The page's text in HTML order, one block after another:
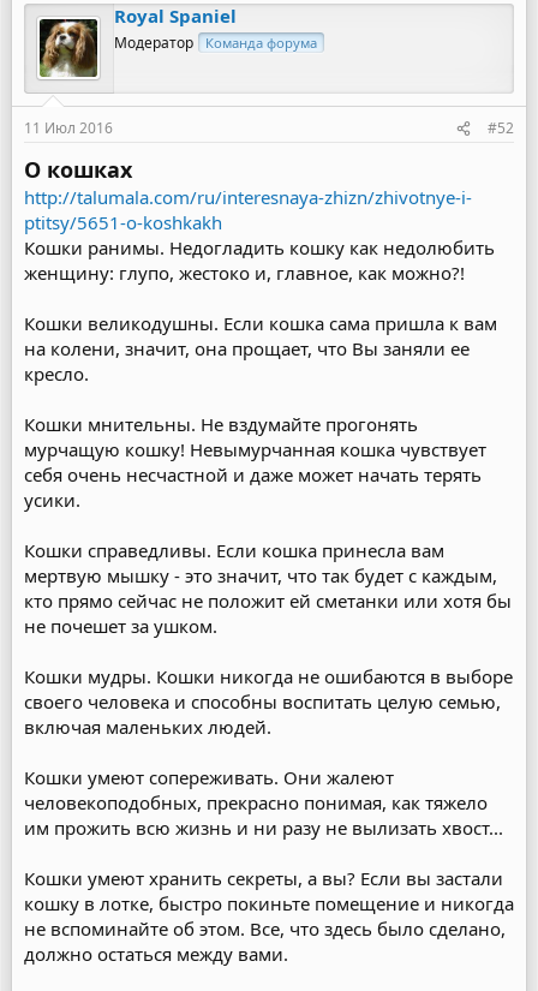
Royal Spaniel
Модератор Команда форума
11 Июл 2016 #52
О кошках
http://talumala.com/ru/interesnaya-zhizn/zhivotnye-i-
ptitsy/5651-o-koshkakh
Кошки ранимы. Недогладить кошку как недолюбить
женщину: глупо, жестоко и, главное, как можно?!
Кошки великодушны. Если кошка сама пришла к вам
на колени, значит, она прощает, что Вы заняли ее
кресло.
Кошки мнительны. Не вздумайте прогонять
мурчащую кошку! Невымурчанная кошка чувствует
себя очень несчастной и даже может начать терять
усики.
Кошки справедливы. Если кошка принесла вам
мертвую мышку - это значит, что так будет с каждым,
кто прямо сейчас не положит ей сметанки или хотя бы
не почешет за ушком.
Кошки мудры. Кошки никогда не ошибаются в выборе
своего человека и способны воспитать целую семью,
включая маленьких людей.
Кошки умеют сопереживать. Они жалеют
человекоподобных, прекрасно понимая, как тяжело
им прожить всю жизнь и ни разу не вылизать хвост...
Кошки умеют хранить секреты, а вы? Если вы застали
кошку в лотке, быстро покиньте помещение и никогда
не вспоминайте об этом. Все, что здесь было сделано,
должно остаться между вами.